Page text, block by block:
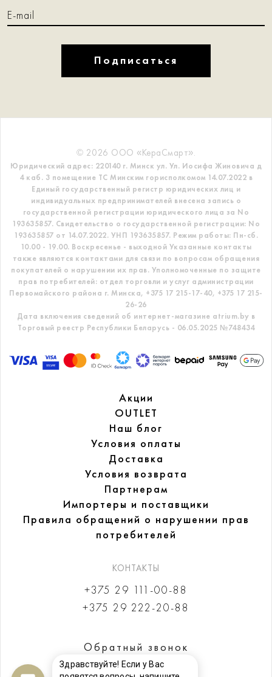
Подписаться
© 2026 ООО «КераСмарт».
Юридический адрес: 220140 г. Минск ул. Ул. Иосифа Жиновича д
4 каб. 3 помещение ТС Минским горисполкомом 14.07.2022 в
Единый государственный регистр юридических лиц и
индивидуальных предпринимателей внесена запись о
государственной регистрации юридического лица за No
193635857. Свидетельство о государственной регистрации: No
193635857 от 14.07.2022. УНП 193635857. Режим работы: Пн-сб.
10.00 - 19.00. Воскресенье - выходной Указанные контакты
также являются контактами для связи по вопросам обращения
покупателей о нарушении их прав. Уполномоченные по защите
прав потребителей: отдел торговли и услуг администрации
Первомайского района г. Минска, +375 17 215-17-40, +375 17 215-
26-26
Дата включения сведений об интернет-магазине atrium.by в
Торговый реестр Республики Беларусь - 06.05.2025 №748434
Акции
OUTLET
Наш блог
Условия оплаты
Доставка
Условия возврата
Партнерам
Импортеры и поставщики
Правила обращений о нарушении прав
потребителей
КОНТАКТЫ
+375 29 111-00-88
+375 29 222-20-88
Обратный звонок
Здравствуйте! Если у Вас